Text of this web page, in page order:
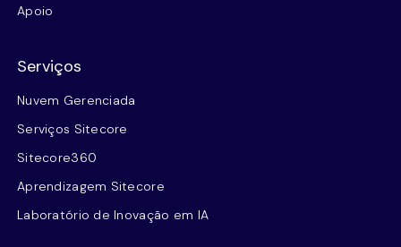
Apoio
Serviços
Nuvem Gerenciada
Serviços Sitecore
Sitecore360
Aprendizagem Sitecore
Laboratório de Inovação em IA